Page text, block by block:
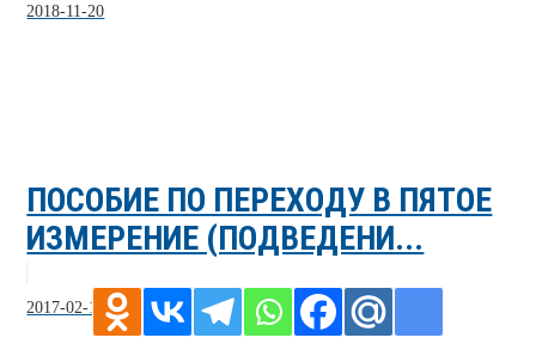
2018-11-20
ПОСОБИЕ ПО ПЕРЕХОДУ В ПЯТОЕ
ИЗМЕРЕНИЕ (ПОДВЕДЕНИ...
2017-02-11